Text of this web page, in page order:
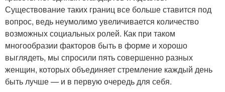
Существование таких границ все больше ставится под
вопрос, ведь неумолимо увеличивается количество
возможных социальных ролей. Как при таком
многообразии факторов быть в форме и хорошо
выглядеть, мы спросили пять совершенно разных
женщин, которых объединяет стремление каждый день
быть лучше — и в первую очередь для себя.